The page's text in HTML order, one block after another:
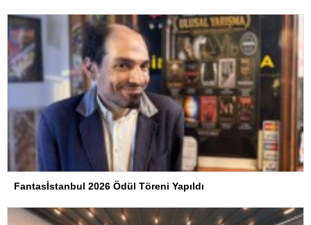
Fantasİstanbul 2026 Ödül Töreni Yapıldı